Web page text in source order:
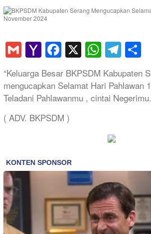
GmailYahoo
Mail
Facebook
X
“Keluarga Besar BKPSDM Kabupaten
mengucapkan Selamat Hari Pahlawan
Teladani Pahlawanmu , cintai
( ADV. BKPSDM )